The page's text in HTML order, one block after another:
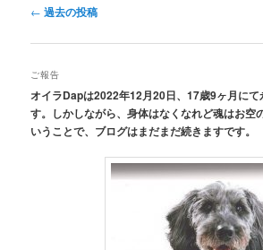
投
ナ
ー
シ
ョ
← 過去の投稿
ご報告
オイラDapは2022年12月20日、17歳9ヶ月に
す。しかしながら、身体はなくなれど魂はお空
いうことで、ブログはまだまだ続きますです。